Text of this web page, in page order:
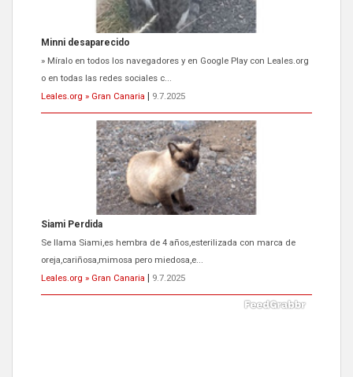
Minni desaparecido
» Míralo en todos los navegadores y en Google Play con Leales.org
o en todas las redes sociales c...
Leales.org » Gran Canaria
9.7.2025
Siami Perdida
Se llama Siami,es hembra de 4 años,esterilizada con marca de
oreja,cariñosa,mimosa pero miedosa,e...
Leales.org » Gran Canaria
9.7.2025